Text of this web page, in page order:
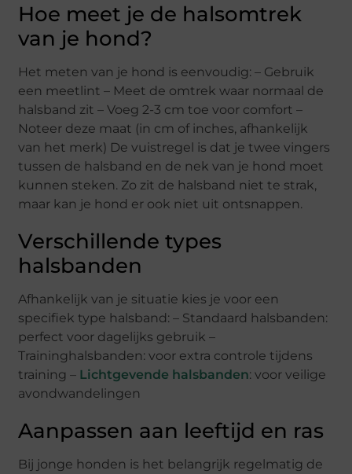
Hoe meet je de halsomtrek
van je hond?
Het meten van je hond is eenvoudig: – Gebruik
een meetlint – Meet de omtrek waar normaal de
halsband zit – Voeg 2-3 cm toe voor comfort –
Noteer deze maat (in cm of inches, afhankelijk
van het merk) De vuistregel is dat je twee vingers
tussen de halsband en de nek van je hond moet
kunnen steken. Zo zit de halsband niet te strak,
maar kan je hond er ook niet uit ontsnappen.
Verschillende types
halsbanden
Afhankelijk van je situatie kies je voor een
specifiek type halsband: – Standaard halsbanden:
perfect voor dagelijks gebruik –
Traininghalsbanden: voor extra controle tijdens
training – Lichtgevende halsbanden: voor veilige
avondwandelingen
Aanpassen aan leeftijd en ras
Bij jonge honden is het belangrijk regelmatig de